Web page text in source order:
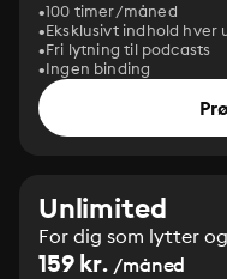
100 timer/måned
Eksklusivt indhold hver
Fri lytning til podcasts
Ingen binding
Unlimited
For dig som lytter
159 kr. /måned